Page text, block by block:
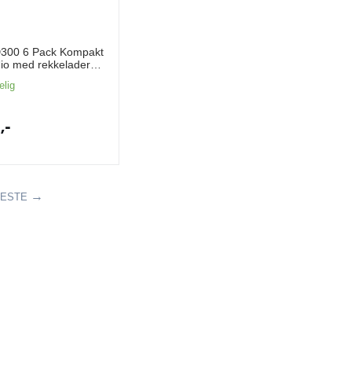
6 Pack Kompakt
med rekkelader
,-